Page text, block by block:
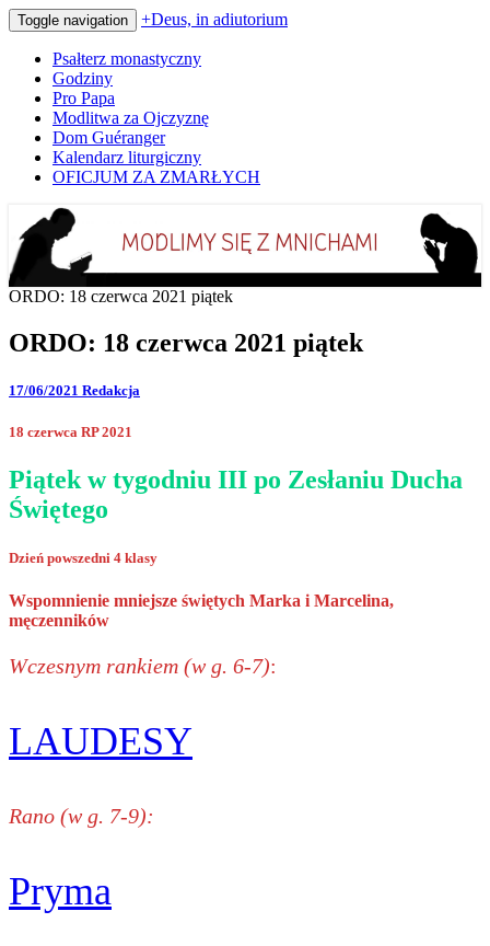
Toggle navigation +Deus, in adiutorium
Psałterz monastyczny
Godziny
Pro Papa
Modlitwa za Ojczyznę
Dom Guéranger
Kalendarz liturgiczny
OFICJUM ZA ZMARŁYCH
+Deus, in adiutorium
Codziennie modlimy się z mnichami
ORDO: 18 czerwca 2021 piątek
ORDO: 18 czerwca 2021 piątek
17/06/2021 Redakcja
18 czerwca RP 2021
Piątek w tygodniu III po Zesłaniu Ducha
Świętego
Dzień powszedni 4 klasy
Wspomnienie mniejsze świętych Marka i Marcelina,
męczenników
Wczesnym rankiem (w g. 6-7):
LAUDESY
Rano (w g. 7-9):
Pryma